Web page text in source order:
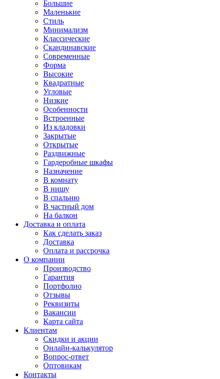
Большие
Маленькие
Стиль
Минимализм
Классические
Скандинавские
Современные
Форма
Высокие
Квадратные
Угловые
Низкие
Особенности
Встроенные
Из кладовки
Закрытые
Открытые
Раздвижные
Гардеробные шкафы
Назначение
В комнату
В нишу
В спальню
В частный дом
На балкон
Доставка и оплата
Как сделать заказ
Доставка
Оплата и рассрочка
О компании
Производство
Гарантия
Портфолио
Отзывы
Реквизиты
Вакансии
Карта сайта
Клиентам
Скидки и акции
Онлайн-калькулятор
Вопрос-ответ
Оптовикам
Контакты